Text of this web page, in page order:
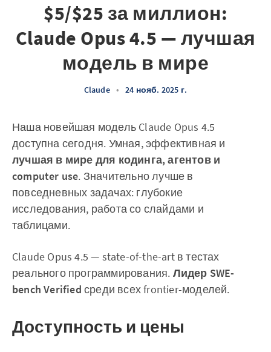
$5/$25 за миллион:
Claude Opus 4.5 — лучшая
модель в мире
Claude • 24 нояб. 2025 г.
Наша новейшая модель Claude Opus 4.5
доступна сегодня. Умная, эффективная и
лучшая в мире для кодинга, агентов и
computer use. Значительно лучше в
повседневных задачах: глубокие
исследования, работа со слайдами и
таблицами.
Claude Opus 4.5 — state-of-the-art в тестах
реального программирования. Лидер SWE-
bench Verified среди всех frontier-моделей.
Доступность и цены